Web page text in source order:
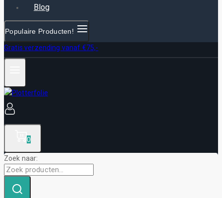
Blog
Populaire Producten!
Gratis verzending vanaf €75,-
0
Zoek naar: